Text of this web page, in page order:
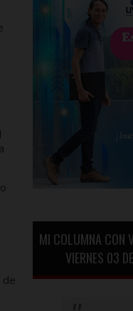
de
MI COLUMNA CON
VIERNES 03